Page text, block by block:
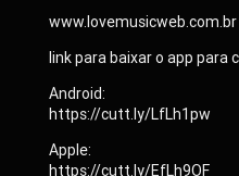
www.lovemusicweb.com.br
link para baixar o app para
Android:
https://cutt.ly/LfLh1pw
Apple:
https://cutt.ly/EfLh9OF